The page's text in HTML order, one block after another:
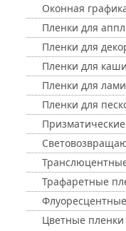
Оконная
Пленки для
Пленки для
Пленки для
Пленки для
Пленки для
Трафаретные
Цветные пленки